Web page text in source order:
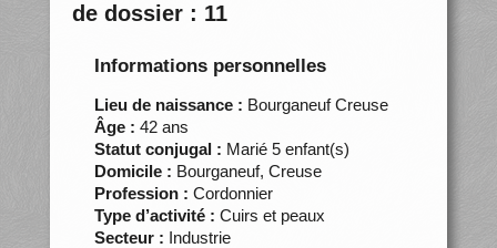
de dossier : 11
Informations personnelles
Lieu de naissance : Bourganeuf Creuse
Âge : 42 ans
Statut conjugal : Marié 5 enfant(s)
Domicile : Bourganeuf, Creuse
Profession : Cordonnier
Type d’activité : Cuirs et peaux
Secteur : Industrie